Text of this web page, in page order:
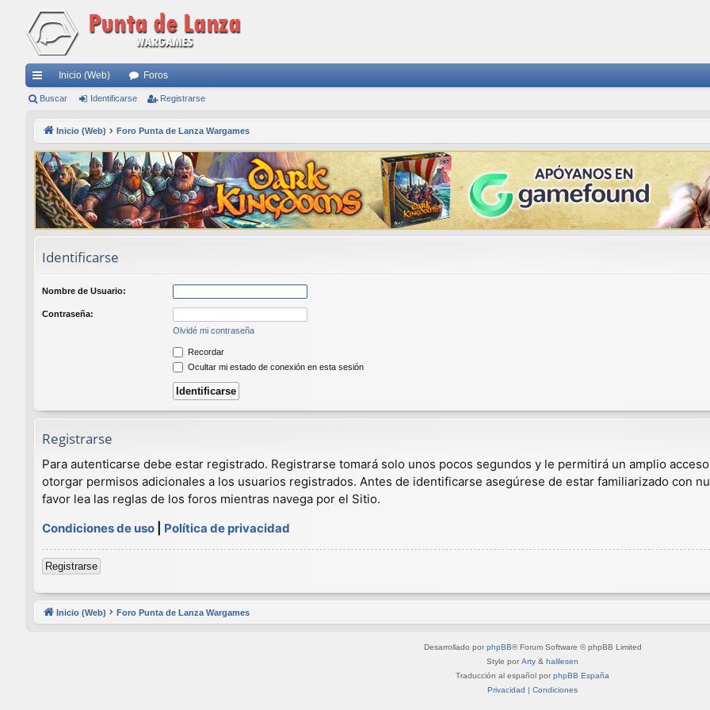
nl
rá
pi
do
Inicio (Web) Foros
Buscar Identificarse Registrarse
Inicio (Web) Foro Punta de Lanza Wargames
Identificarse
Nombre de Usuario:
Contraseña:
Olvidé mi contraseña
Recordar
Ocultar mi estado de conexión en esta sesión
Registrarse
Para autenticarse debe estar registrado. Registrarse tomará solo unos pocos segundos y le permitirá un amplio
otorgar permisos adicionales a los usuarios registrados. Antes de identificarse asegúrese de estar familiarizado con
favor lea las reglas de los foros mientras navega por el Sitio.
Condiciones de uso
Política de privacidad
Registrarse
Inicio (Web) Foro Punta de Lanza Wargames
Desarrollado por phpBB® Forum Software © phpBB Limited
Style por Arty & halilesen
Traducción al español por phpBB España
Privacidad | Condiciones